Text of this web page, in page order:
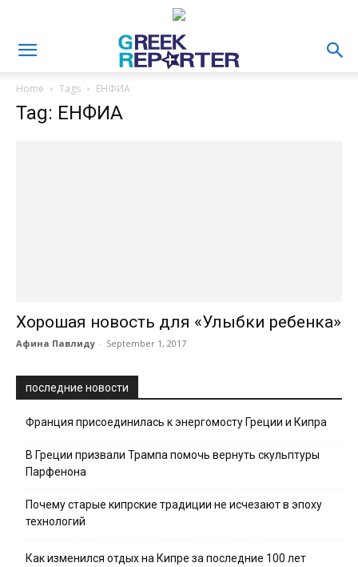
Home Tags ЕНФИА
Tag: ЕНФИА
Хорошая новость для «Улыбки ребенка»
Афина Павлиду - September 1, 2017
последние новости
Франция присоединилась к энергомосту Греции и Кипра
В Греции призвали Трампа помочь вернуть скульптуры
Парфенона
Почему старые кипрские традиции не исчезают в эпоху
технологий
Как изменился отдых на Кипре за последние 100 лет